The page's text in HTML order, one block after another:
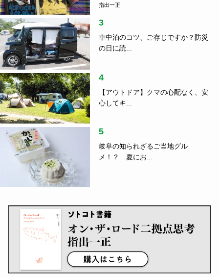
指出一正
3
車中泊のコツ、ご存じですか？防災
の日に読...
4
【アウトドア】クマの心配なく、安
心してキ...
5
岐阜の知られざるご当地グル
メ！？ 夏にお...